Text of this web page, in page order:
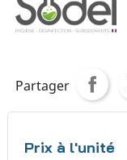
Partager
Prix à l'unité